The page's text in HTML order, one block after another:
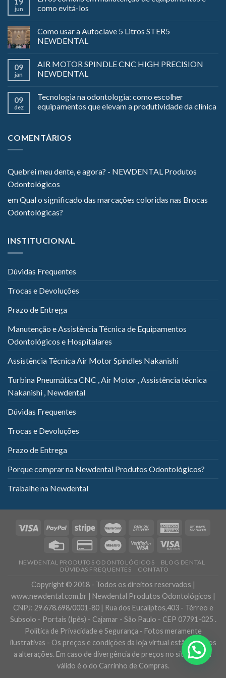
jun
como evitá-los
Como usar a Autoclave 5 Litros STER5
NEWDENTAL
09
jan
AIR MOTOR SPINDLE CNC HIGH PRECISION
NEWDENTAL
09
dez
Tecnologia na odontologia: como escolher
equipamentos que elevam a produtividade da clínica
COMENTÁRIOS
Quebrei meu dente, e agora? - NEWDENTAL Produtos
Odontológicos
emQual o significado das marcações coloridas nas Brocas
Odontológicas?
INSTITUCIONAL
Dúvidas Frequentes
Trocas e Devoluções
Prazo de Entrega
Manutenção e Assistência Técnica de Equipamentos
Odontológicos e Hospitalares
Assistência Técnica Air Motor Spindles Nakanishi
Turbina Pneumática CNC , Air Motor , Assistência técnica
Nakanishi , Newdental
Dúvidas Frequentes
Trocas e Devoluções
Prazo de Entrega
Porque comprar na Newdental Produtos Odontológicos?
Trabalhe na Newdental
NEWDENTAL PRODUTOS ODONTOLÓGICOS
BLOG DENTAL
DÚVIDAS FREQUENTES
CONTATO
Copyright © 2018 - Todos os direitos reservados |
www.newdental.com.br | Newdental Produtos Odontológicos |
CNPJ: 29.678.698/0001-80 | Rua dos Eucaliptos,403 - Térreo e
Subsolo - Portais (Ipês) - Cajamar - São Paulo - CEP 07791-025 .
Política de Privacidade e Segurança - Fotos meramente
ilustrativas - Os preços e condições da loja virtual estão sujeitos
a alterações. Em caso de divergência de preços no site, o valor
válido é o do Carrinho de Compras.